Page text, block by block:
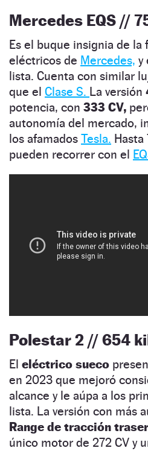
Mercedes EQS //
Es el buque insignia de la
eléctricos de Mercedes, y
lista. Cuenta con similar
que el Clase S. La versión
potencia, con 333 CV,
autonomía del mercado,
los afamados Tesla. Hasta
pueden recorrer con el
Polestar 2 // 654
El eléctrico sueco
en 2023 que mejoró
alcance y le aúpa a los
lista. La versión con más
Range de tracción
único motor de 272 CV y